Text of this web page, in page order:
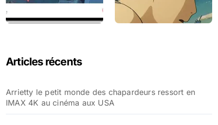
Articles récents
Arrietty le petit monde des chapardeurs ressort en
IMAX 4K au cinéma aux USA